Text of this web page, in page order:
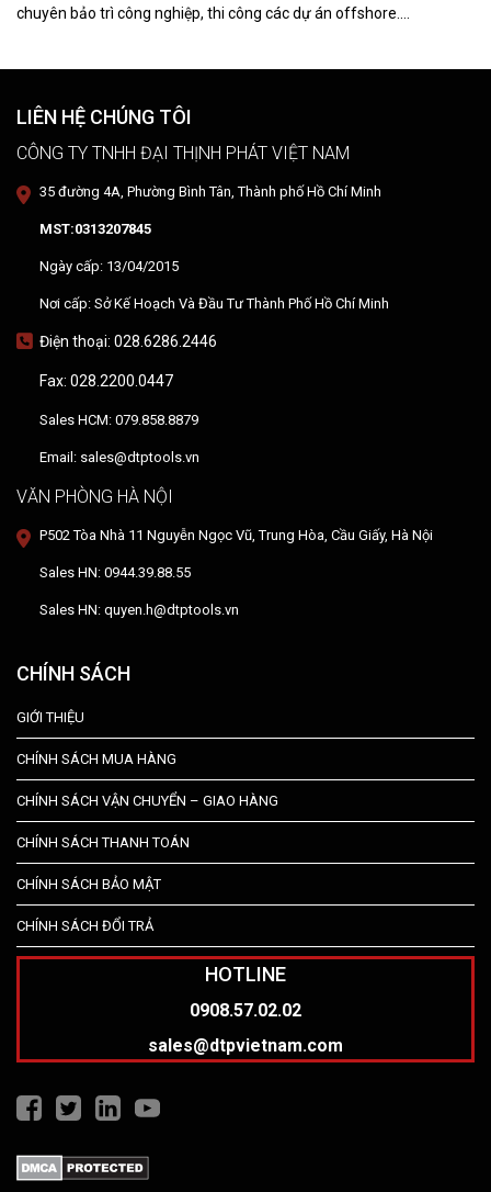
chuyên bảo trì công nghiệp, thi công các dự án offshore.
LIÊN HỆ CHÚNG TÔI
CÔNG TY TNHH ĐẠI THỊNH PHÁT VIỆT NAM
35 đường 4A, Phường Bình Tân, Thành phố Hồ Chí Minh
MST:0313207845
Ngày cấp: 13/04/2015
Nơi cấp: Sở Kế Hoạch Và Đầu Tư Thành Phố Hồ Chí Minh
Điện thoại: 028.6286.2446
Fax: 028.2200.0447
Sales HCM: 079.858.8879
Email: sales@dtptools.vn
VĂN PHÒNG HÀ NỘI
P502 Tòa Nhà 11 Nguyễn Ngọc Vũ, Trung Hòa, Cầu Giấy, Hà Nội
Sales HN: 0944.39.88.55
Sales HN: quyen.h@dtptools.vn
CHÍNH SÁCH
GIỚI THIỆU
CHÍNH SÁCH MUA HÀNG
CHÍNH SÁCH VẬN CHUYỂN – GIAO HÀNG
CHÍNH SÁCH THANH TOÁN
CHÍNH SÁCH BẢO MẬT
CHÍNH SÁCH ĐỔI TRẢ
HOTLINE
0908.57.02.02
sales@dtpvietnam.com